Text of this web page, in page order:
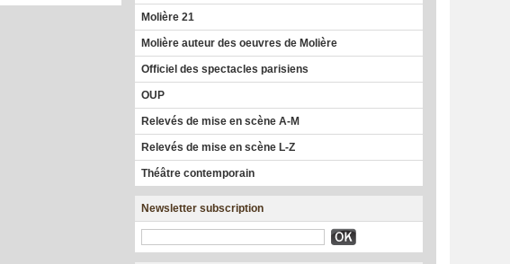
Molière 21
Molière auteur des oeuvres de Molière
Officiel des spectacles parisiens
OUP
Relevés de mise en scène A-M
Relevés de mise en scène L-Z
Théâtre contemporain
Newsletter subscription